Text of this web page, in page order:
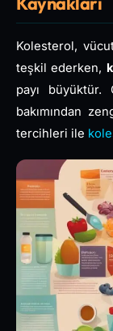
Kolesterol,
teşkil ederken,
payı büyüktür.
bakımından
tercihleri ile